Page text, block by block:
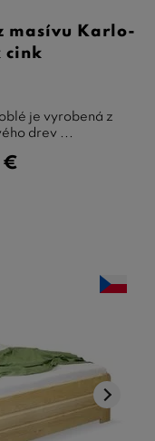
masívu Karlo-
cink
je vyrobená z
drev ...
€